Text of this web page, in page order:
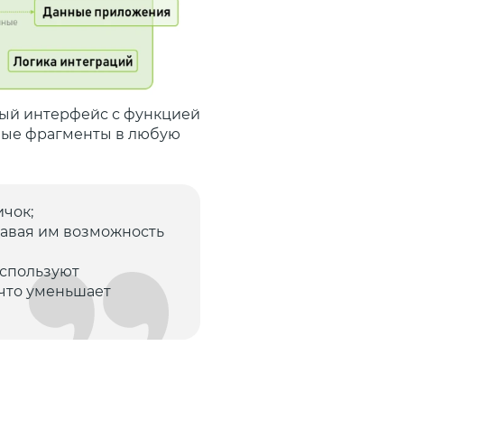
интерфейс с функцией
фрагменты в любую
им возможность
уменьшает